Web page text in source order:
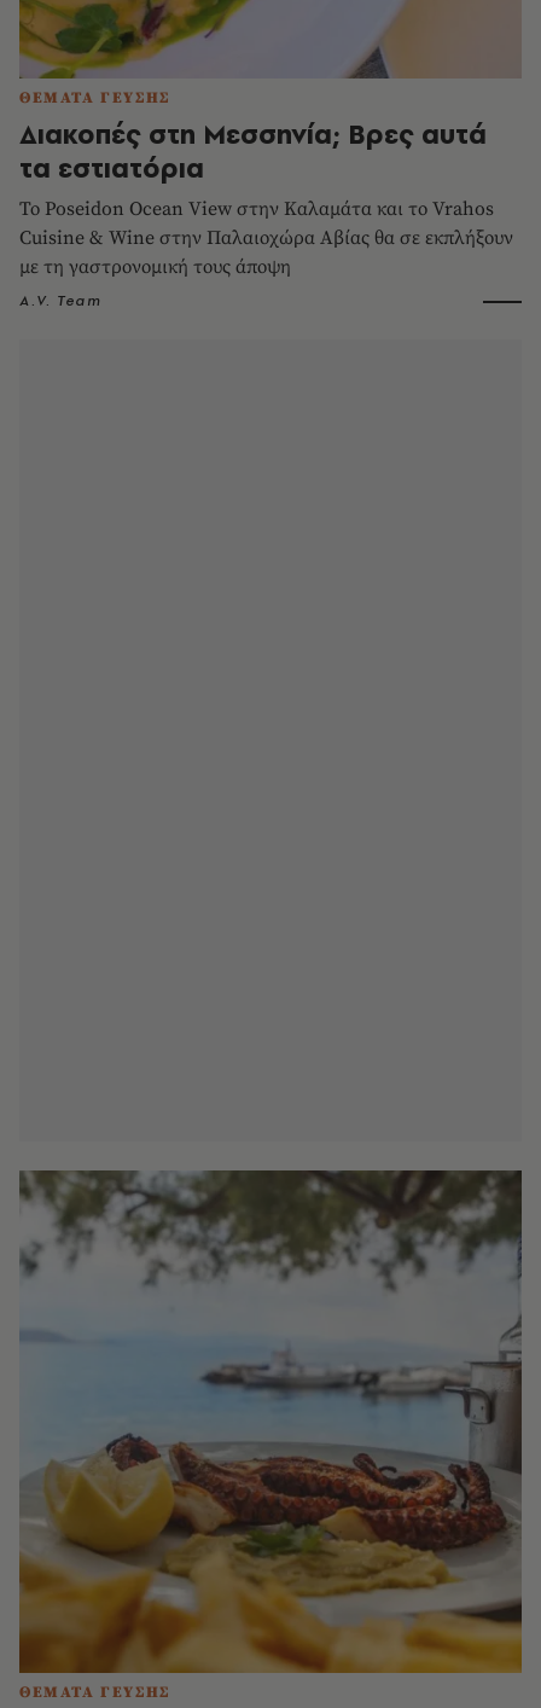
ΘΕΜΑΤΑ ΓΕΥΣΗΣ
Διακοπές στη Μεσσηνία; Βρες αυτά
τα εστιατόρια
Το Poseidon Ocean View στην Καλαμάτα και το Vrahos
Cuisine & Wine στην Παλαιοχώρα Αβίας θα σε εκπλήξουν
με τη γαστρονομική τους άποψη
A.V. Team
ΘΕΜΑΤΑ ΓΕΥΣΗΣ